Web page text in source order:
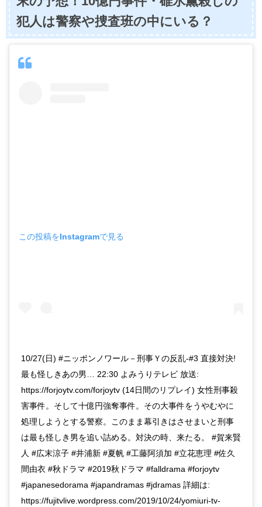
犯人は警察や捜査班の中にいる？
この投稿をInstagramで見る
10/27(日) #ニッポンノワール－刑事Ｙの反乱-#3 直接対決!
最も怪しきあの男… 22:30 よみうりテレビ 放送:
https://forjoytv.com/forjoytv (14日間のリプレイ) 女性刑事殺
害事件。そして十億円強奪事件。その大事件をうやむやに
処理しようとする警察。このまま幕引きはさせまいと刑事
は最も怪しき男を追い詰める。対決の時、来たる。 #賀来賢
人 #広末涼子 #井浦新 #夏帆 #工藤阿須加 #立花恵理 #佐久
間由衣 #秋ドラマ #2019秋ドラマ #falldrama #forjoytv
#japanesedorama #japandramas #jdramas 詳細は:
https://fujitvlive.wordpress.com/2019/10/24/yomiuri-tv-